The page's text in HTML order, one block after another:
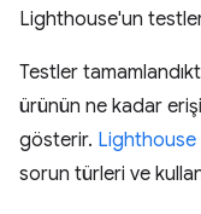
Lighthouse'un
Testler
ürünün ne kadar
gösterir. Lighthouse
sorun türleri ve